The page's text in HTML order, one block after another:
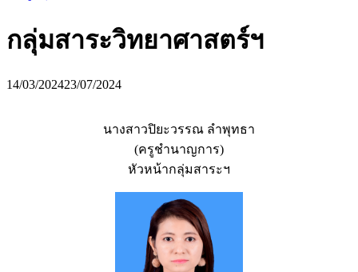
กลุ่มสาระวิทยาศาสตร์ฯ
14/03/202423/07/2024
นางสาวปิยะวรรณ ลำพุทธา
(ครูชำนาญการ)
หัวหน้ากลุ่มสาระฯ